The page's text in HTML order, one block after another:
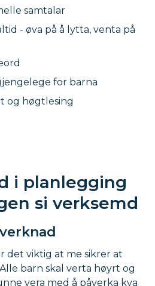
samtalar
- øva på å lytta, venta på
for barna
og høgtlesing
i planlegging
si verksemd
det viktig at me sikrer at
barn skal verta høyrt og
vera med å påverka kva